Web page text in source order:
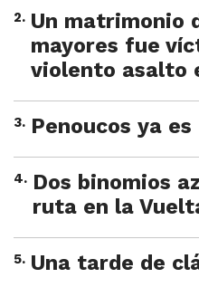
2. Un matrimonio
mayores fue
violento asalto
3. Penoucos ya es
4. Dos binomios
ruta en la
5. Una tarde de